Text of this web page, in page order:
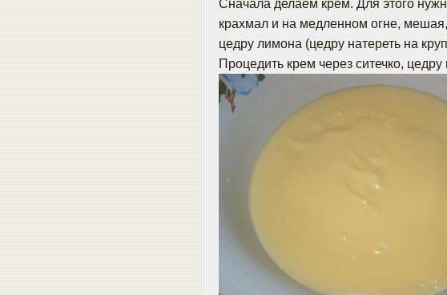
Сначала делаем крем. Для этого
крахмал и на медленном огне,
цедру лимона (цедру натереть на
Процедить крем через ситечко, цедру